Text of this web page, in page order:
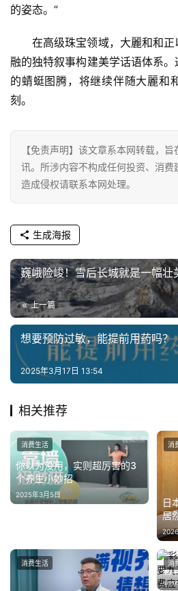
专
题
新
能
的姿态。”
在高级珠宝领域，大麗和和
融的独特叙事构建美学话语体系
的蜻蜓图腾，将继续伴随大麗和
刻。
【免责声明】该文章系本网转载，
讯。所涉内容不构成任何投资、消费
造成侵权请联系本网处理。
生成海报
巍峨险峻！雪后长城就是一幅壮
上一篇
想要预防过敏，能提前用药吗？
2025年3月17日 13:54
相关推荐
你以为没用，实则超厉害的3
个养生小妙招
2025年3月5日
消费生活
日
居
消
消费生活
彩
要
收
消